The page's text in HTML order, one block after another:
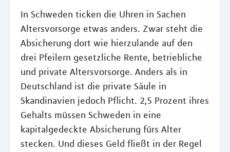
In Schweden ticken die Uhren in Sachen
Altersvorsorge etwas anders. Zwar steht die
Absicherung dort wie hierzulande auf den
drei Pfeilern gesetzliche Rente, betriebliche
und private Altersvorsorge. Anders als in
Deutschland ist die private Säule in
Skandinavien jedoch Pflicht. 2,5 Prozent ihres
Gehalts müssen Schweden in eine
kapitalgedeckte Absicherung fürs Alter
stecken. Und dieses Geld fließt in der Regel